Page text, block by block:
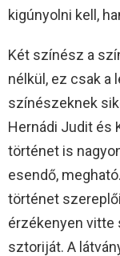
kigúnyolni kell,
Két színész a
nélkül, ez csak a
színészeknek
Hernádi Judit és
történet is
esendő,
történet
érzékenyen vitte
sztoriját. A